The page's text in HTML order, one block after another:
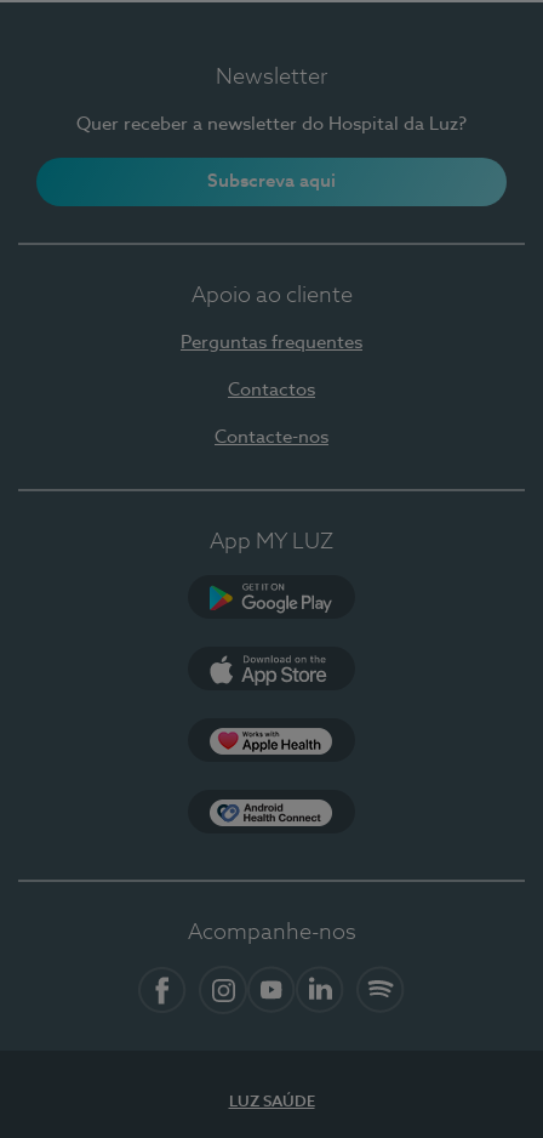
Newsletter
Quer receber a newsletter do Hospital da Luz?
Subscreva aqui
Apoio ao cliente
Perguntas frequentes
Contactos
Contacte-nos
App MY LUZ
Acompanhe-nos
LUZ SAÚDE